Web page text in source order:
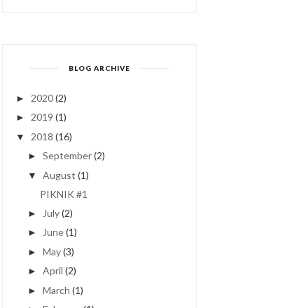
BLOG ARCHIVE
► 2020(2)
► 2019 (1)
▼ 2018 (16)
► September(2)
▼ August (1)
PIKNIK #1
► July(2)
► June(1)
► May(3)
► April (2)
► March (1)